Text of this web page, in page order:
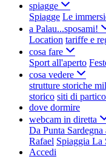
spiagge
Spiagge Le
a Palau...sposami!
Location tariffe e
cosa fare
Sport all'aperto
cosa vedere
strutture storiche
storico siti di
dove dormire
webcam in diretta
Da Punta
Rafael Spiaggia La
Accedi